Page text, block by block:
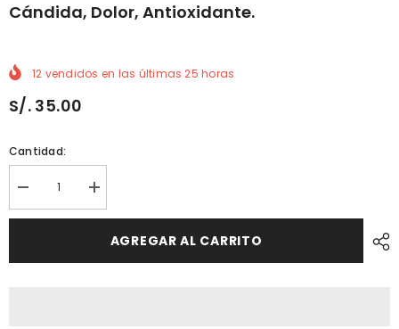
Cándida, Dolor, Antioxidante.
12 vendidos en las últimas25 horas
S/. 35.00
Cantidad:
Reducir
cantidad
porACEITE
Aumentar
cantidad
por
AGREGAR AL CARRITO